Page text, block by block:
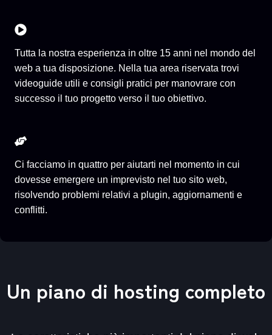
Tutta la nostra esperienza in oltre 15 anni nel mondo del
web a tua disposizione. Nella tua area riservata trovi
videoguide utili e consigli pratici per manovrare con
successo il tuo progetto verso il tuo obiettivo.
Ci facciamo in quattro per aiutarti nel momento in cui
dovesse emergere un imprevisto nel tuo sito web,
risolvendo problemi relativi a plugin, aggiornamenti e
conflitti.
Un piano di hosting completo